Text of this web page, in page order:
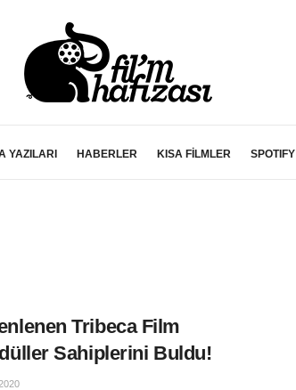
YAZILARI HABERLER KISA FİLMLER SPOTIFY
Tribeca Film
Sahiplerini Buldu!